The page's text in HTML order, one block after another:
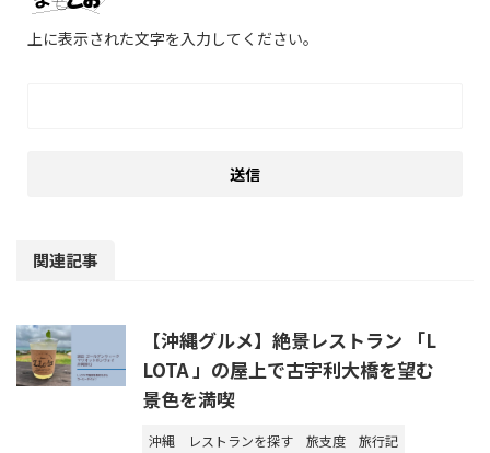
上に表示された文字を入力してください。
関連記事
【沖縄グルメ】絶景レストラン 「L
LOTA 」の屋上で古宇利大橋を望む
景色を満喫
沖縄 レストランを探す 旅支度 旅行記